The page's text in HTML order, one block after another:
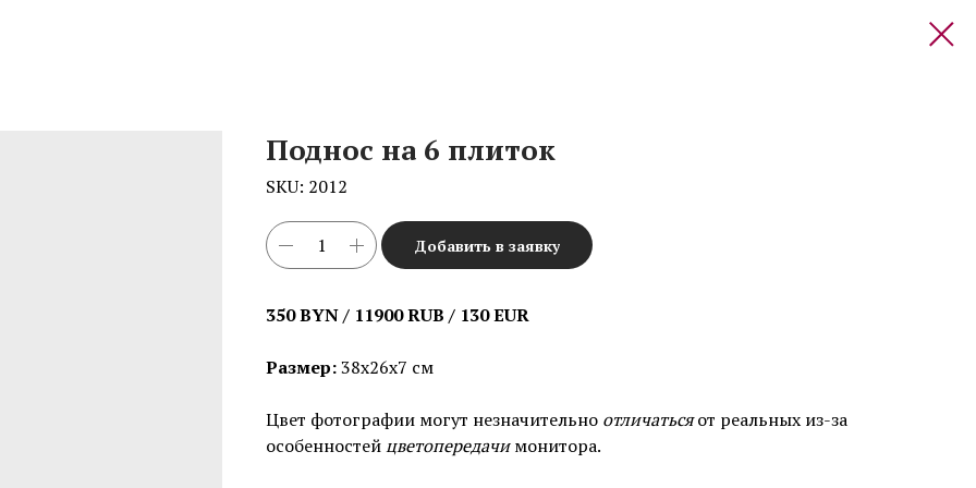
Поднос на 6 плиток
SKU: 2012
Добавить в заявку
350 BYN / 11900 RUB / 130 EUR
Размер:38х26х7 см
Цвет фотографии могут незначительно отличатьсяот реальных из-за
особенностейцветопередачимонитора.